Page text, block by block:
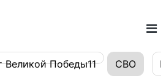
Великой Победы11 СВО